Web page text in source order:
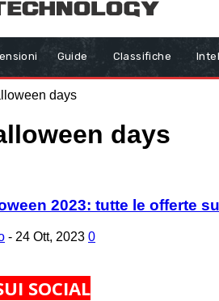
Guide Classifiche
days
days
2023: tutte le offerte
- 24 Ott, 2023 0
SOCIAL